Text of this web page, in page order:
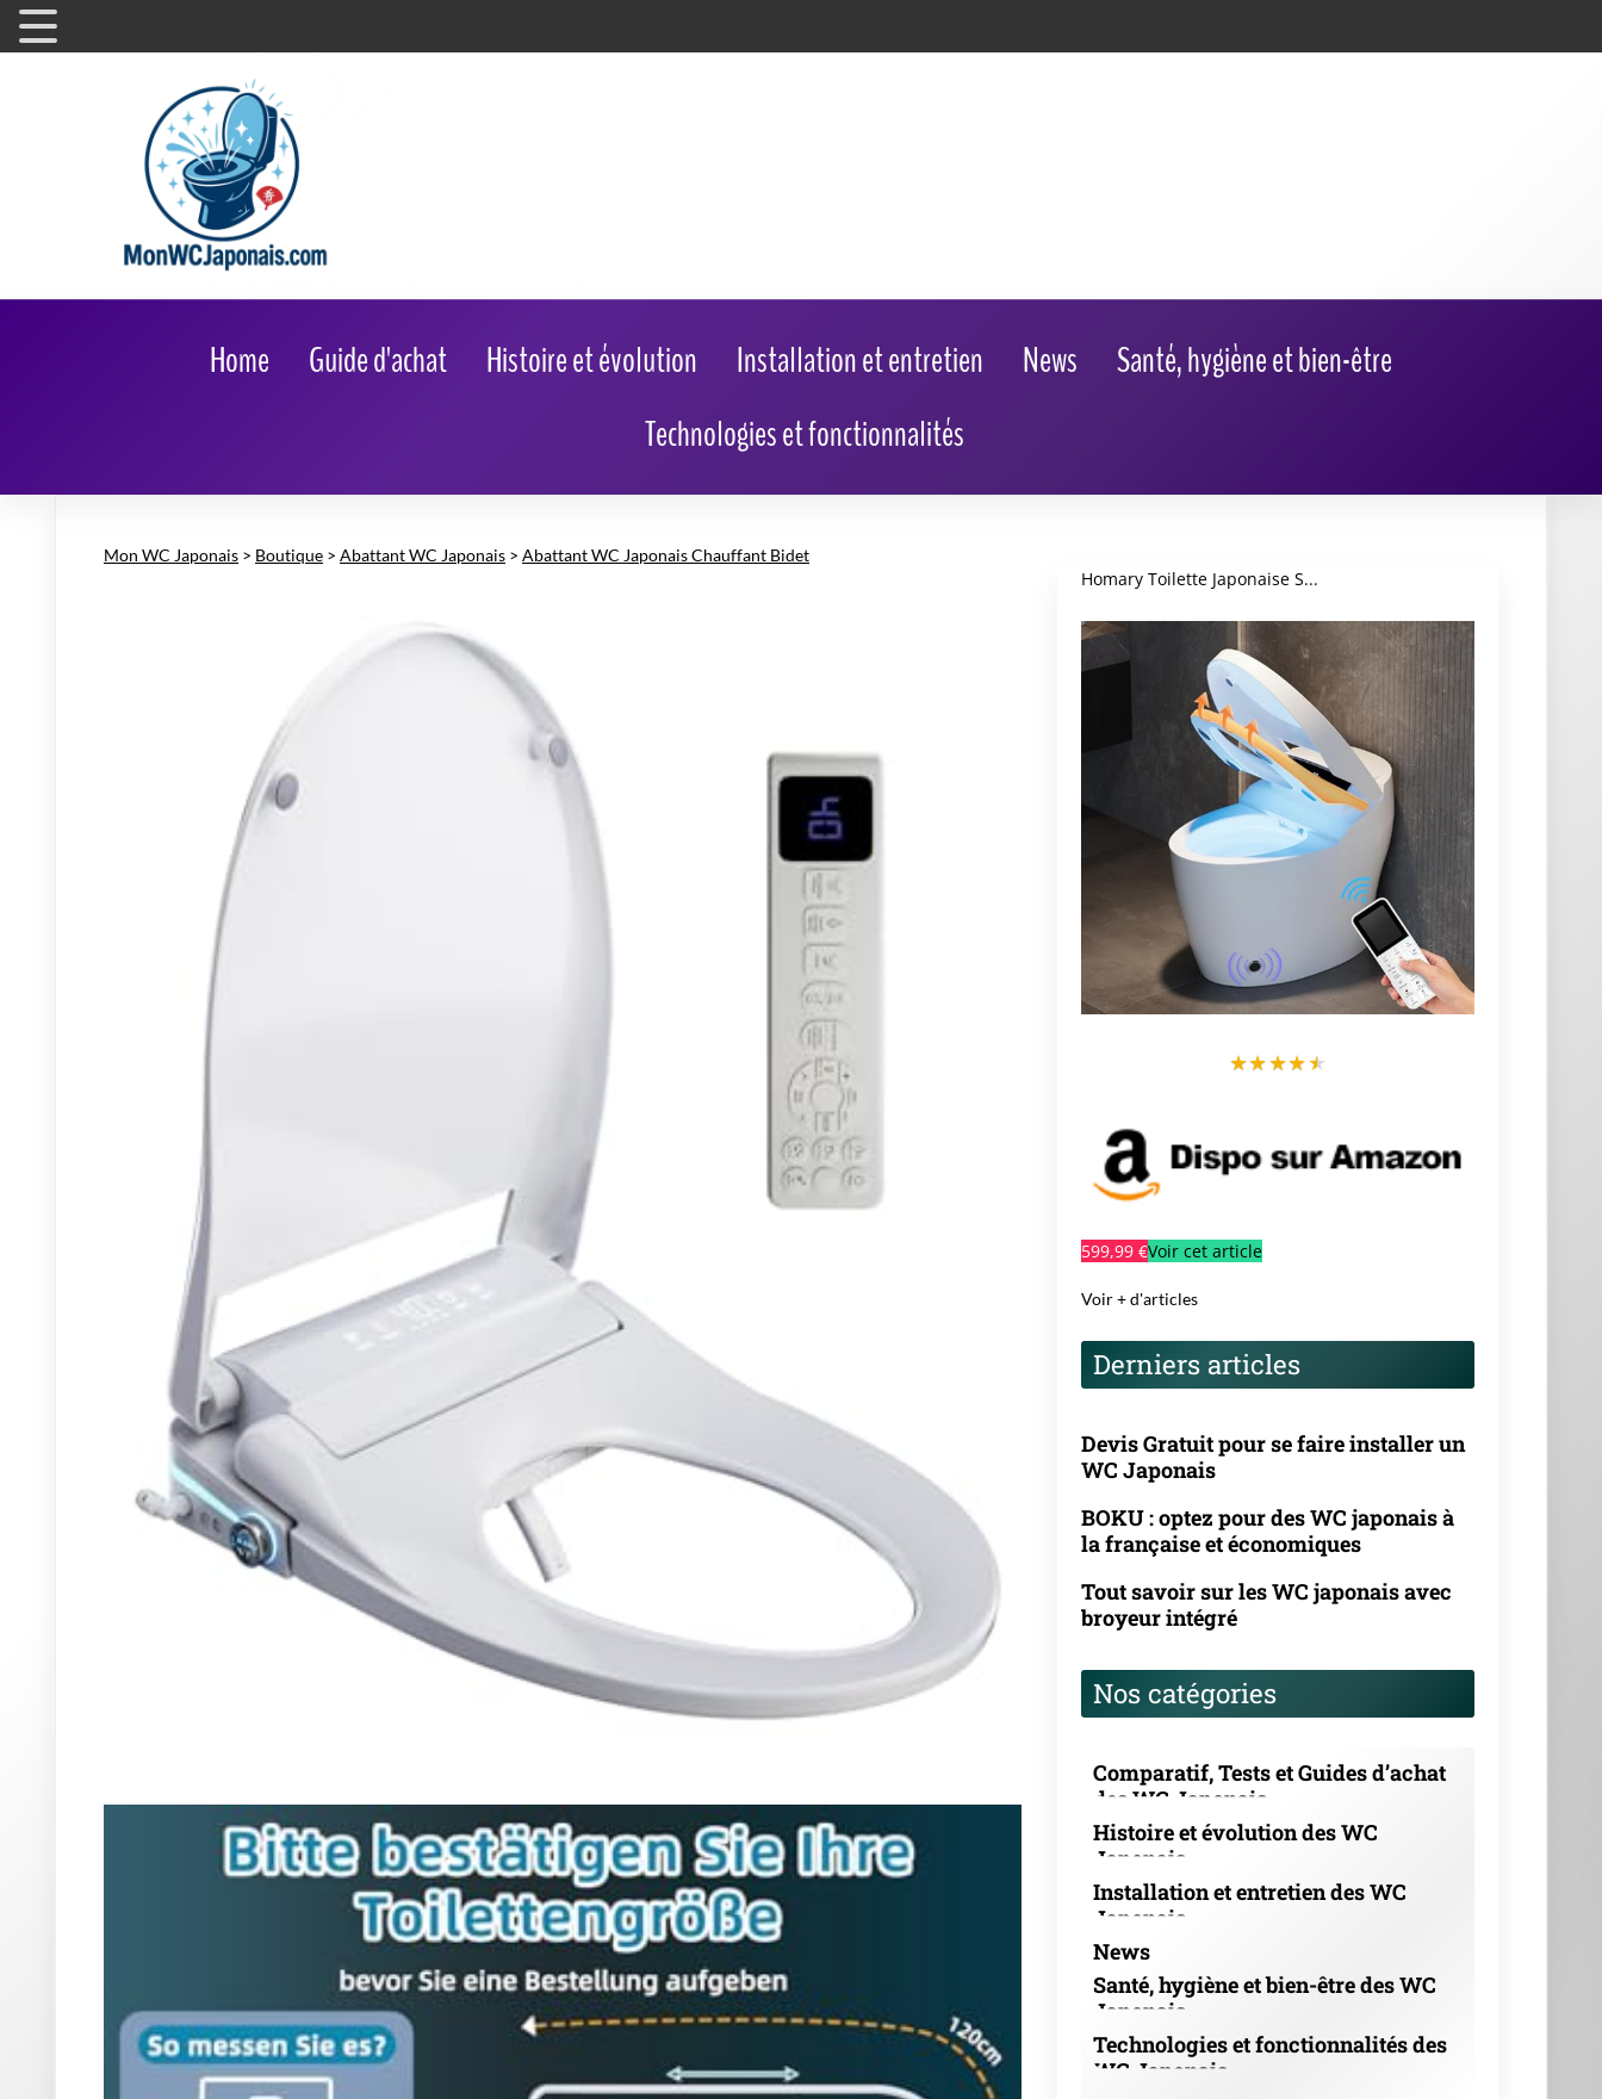
Home Guide d'achat Histoire et évolution Installation et entretien News
Santé, hygiène et bien-être
Technologies et fonctionnalités
Mon WC Japonais > Boutique > Abattant WC Japonais > Abattant WC Japonais Chauffant Bidet
Homary Toilette Japonaise S...
★★★★★
599,99 €Voir cet article
Voir + d'articles
Derniers articles
Devis Gratuit pour se faire installer un
WC Japonais
BOKU : optez pour des WC japonais à
la française et économiques
Tout savoir sur les WC japonais avec
broyeur intégré
Nos catégories
Comparatif, Tests et Guides d’achat
des WC Japonais
Histoire et évolution des WC
Japonais
Installation et entretien des WC
Japonais
News
Santé, hygiène et bien-être des WC
Japonais
Technologies et fonctionnalités des
WC Japonais